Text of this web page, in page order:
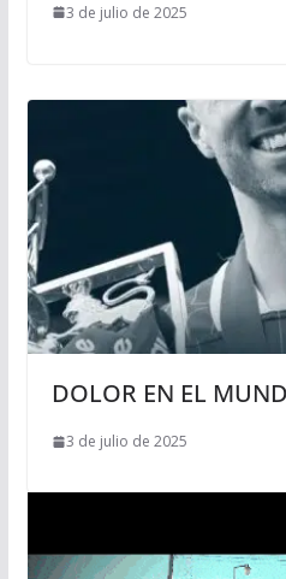
3 de julio de 2025
DOLOR EN EL
3 de julio de 2025